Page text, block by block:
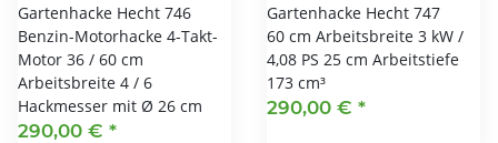
Gartenhacke Hecht 746
Benzin-Motorhacke 4-Takt-
Motor 36 / 60 cm
Arbeitsbreite 4 / 6
Hackmesser mit Ø 26 cm
290,00 € *
Gartenhacke Hecht 747
60 cm Arbeitsbreite 3 kW /
4,08 PS 25 cm Arbeitstiefe
173 cm³
290,00 € *